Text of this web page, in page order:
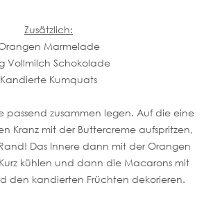
Zusätzlich:
Marmelade
Vollmilch Schokolade
Kandierte Kumquats
passend zusammen legen. Auf die eine
Kranz mit der Buttercreme aufspritzen,
Das Innere dann mit der Orangen
kühlen und dann die Macarons mit
den kandierten Früchten dekorieren.